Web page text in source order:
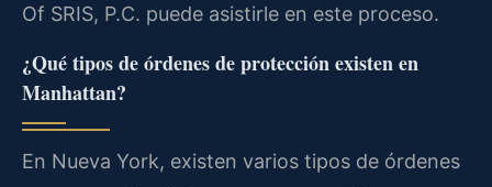
Of SRIS, P.C. puede asistirle en este proceso.
¿Qué tipos de órdenes de protección existen en
Manhattan?
En Nueva York, existen varios tipos de órdenes